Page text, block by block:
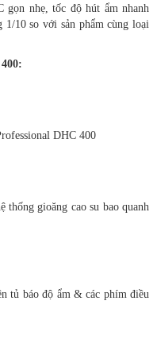
gọn nhẹ, tốc độ hút ẩm nhanh
1/10 so với sản phẩm cùng loại
DHC 400
gioăng cao su bao quanh
tủ báo độ ẩm & các phím điều